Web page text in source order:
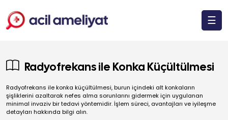
☰
Radyofrekans ile Konka Küçültülmesi
Radyofrekans ile konka küçültülmesi, burun içindeki alt konkaların
şişliklerini azaltarak nefes alma sorunlarını gidermek için uygulanan
minimal invaziv bir tedavi yöntemidir. İşlem süreci, avantajları ve iyileşme
detayları hakkında bilgi alın.